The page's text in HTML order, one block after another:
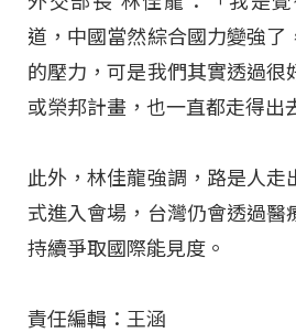
道，中國當然綜合國力變強了
的壓力，可是我們其實透過很
或榮邦計畫，也一直都走得出
此外，林佳龍強調，路是人走
式進入會場，台灣仍會透過醫
持續爭取國際能見度。
責任編輯：王涵